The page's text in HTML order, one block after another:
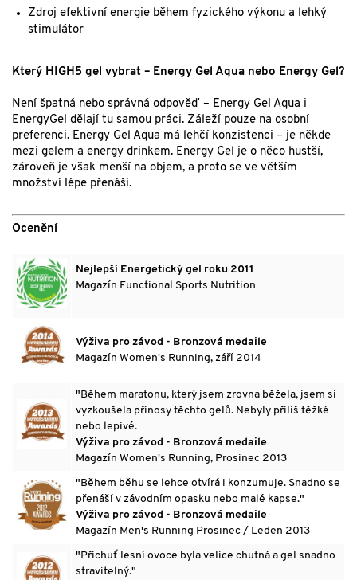
Zdroj efektivní energie během fyzického výkonu a lehký
stimulátor
Který HIGH5 gel vybrat – Energy Gel Aqua nebo Energy Gel?
Není špatná nebo správná odpověď – Energy Gel Aqua i
EnergyGel dělají tu samou práci. Záleží pouze na osobní
preferenci. Energy Gel Aqua má lehčí konzistenci – je někde
mezi gelem a energy drinkem. Energy Gel je o něco hustší,
zároveň je však menší na objem, a proto se ve větším
množství lépe přenáší.
Ocenění
Nejlepší Energetický gel roku 2011
Magazín Functional Sports Nutrition
Výživa pro závod - Bronzová medaile
Magazín Women's Running, září 2014
"Během maratonu, který jsem zrovna běžela, jsem si
vyzkoušela přínosy těchto gelů. Nebyly příliš těžké
nebo lepivé.
Výživa pro závod - Bronzová medaile
Magazín Women's Running, Prosinec 2013
"Během běhu se lehce otvírá i konzumuje. Snadno se
přenáší v závodním opasku nebo malé kapse."
Výživa pro závod - Bronzová medaile
Magazín Men's Running Prosinec / Leden 2013
"Příchuť lesní ovoce byla velice chutná a gel snadno
stravitelný."